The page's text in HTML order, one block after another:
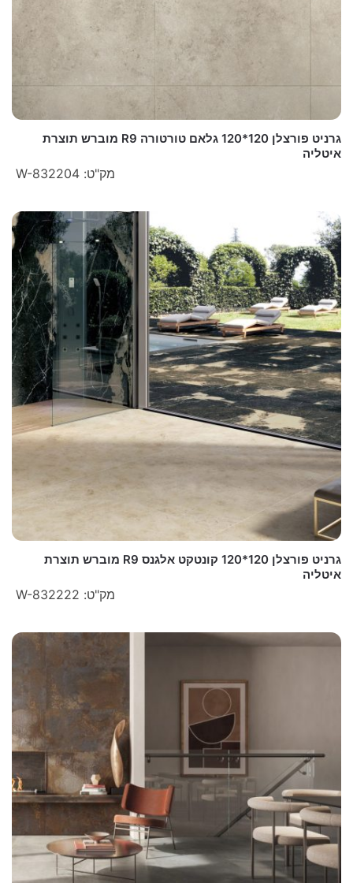
גרניט פורצלן 120*120 גלאם טורטורה R9 מוברש תוצרת
איטליה
מק"ט: W-832204
גרניט פורצלן 120*120 קונטקט אלגנס R9 מוברש תוצרת
איטליה
מק"ט: W-832222